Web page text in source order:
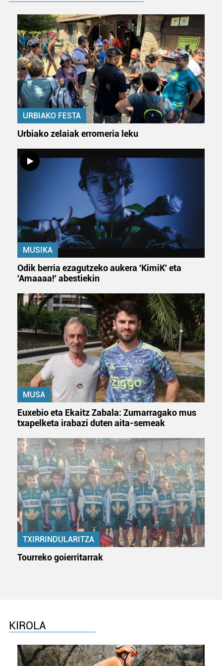
URBIAKO FESTA
Urbiako zelaiak erromeria leku
MUSIKA
Odik berria ezagutzeko aukera 'KimiK' eta
'Amaaaa!' abestiekin
MUSA
Euxebio eta Ekaitz Zabala: Zumarragako mus
txapelketa irabazi duten aita-semeak
TXIRRINDULARITZA
Tourreko goierritarrak
KIROLA